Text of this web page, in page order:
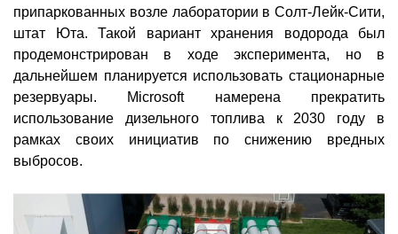
припаркованных возле лаборатории в Солт-Лейк-Сити,
штат Юта. Такой вариант хранения водорода был
продемонстрирован в ходе эксперимента, но в
дальнейшем планируется использовать стационарные
резервуары. Microsoft намерена прекратить
использование дизельного топлива к 2030 году в
рамках своих инициатив по снижению вредных
выбросов.